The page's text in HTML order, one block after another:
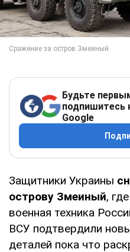
Будьте
подпишитесь
Google
Защитники Украины
острову Змеиный,
военная техника
ВСУ подтвердили
деталей пока что